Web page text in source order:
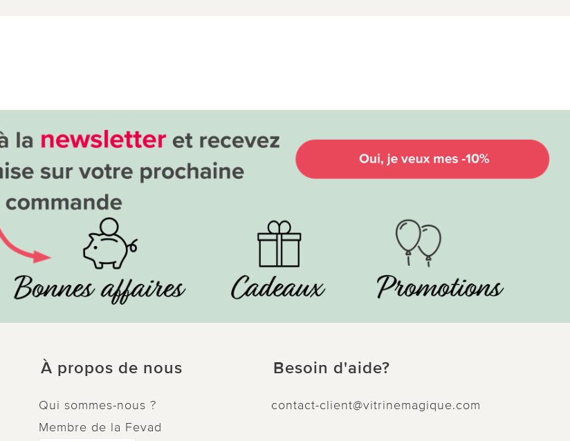
À propos de nous
Qui sommes-nous ?
Membre de la Fevad
Besoin d'aide?
contact-client@vitrinemagique.com